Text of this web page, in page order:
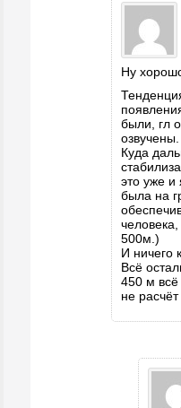
Ну
были, гл
Куда
это уже и
была на
500м.)
И ничего
Всё
450 м всё
не